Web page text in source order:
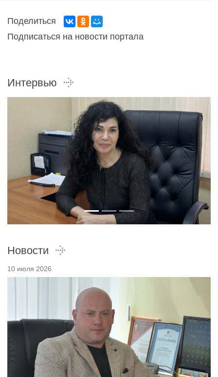
Поделиться
Подписаться на новости портала
Интервью
Новости
10 июля 2026